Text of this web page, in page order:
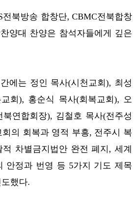
전북방송 합창단, CBMC전북합창
양대 찬양은 참석자들에게 깊은
에는 정인 목사(시천교회), 최성
회), 홍순식 목사(회복교회), 오
연합회장), 김철호 목사(전주성
의 회복과 영적 부흥, 전주시 복
차별금지법안 완전 폐지, 세계
안정과 번영 등 5가지 기도 제목
했다.